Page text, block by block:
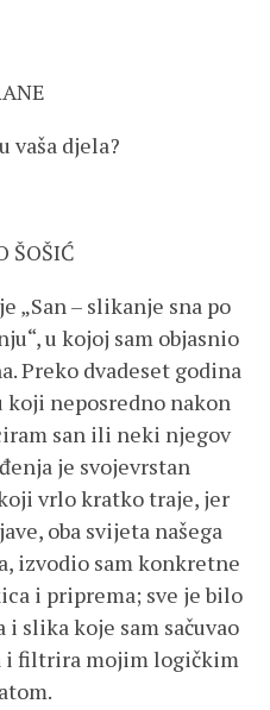
vaša djela?
ŠOŠIĆ
„San – slikanje sna po
u kojoj sam objasnio
Preko dvadeset godina
koji neposredno nakon
san ili neki njegov
je svojevrstan
vrlo kratko traje, jer
oba svijeta našega
izvodio sam konkretne
i priprema; sve je bilo
i slika koje sam sačuvao
i filtrira mojim logičkim